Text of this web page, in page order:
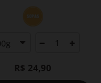
R$ 24,90